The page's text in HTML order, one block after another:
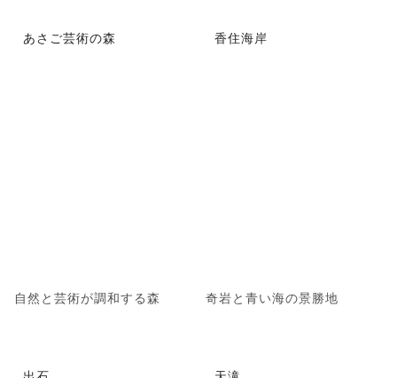
あさご芸術の森
自然と芸術が調和する森
香住海岸
奇岩と青い海の景勝地